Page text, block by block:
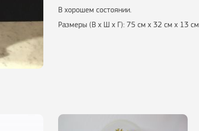
В хорошем состоянии.
Размеры (В х Ш х Г): 75 см х 32 см х 13 см